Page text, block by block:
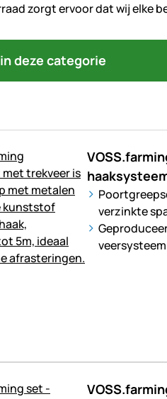
zorgt ervoor dat wij elke
deze categorie
verzinkte
veersysteem